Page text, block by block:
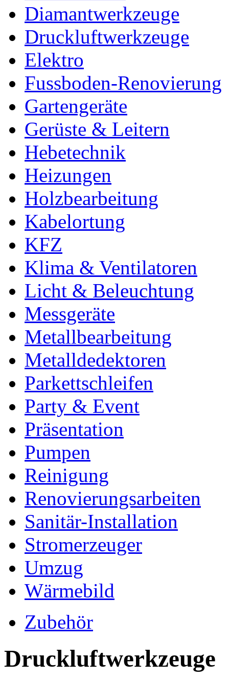
Diamantwerkzeuge
Druckluftwerkzeuge
Elektro
Fussboden-Renovierung
Gartengeräte
Gerüste & Leitern
Hebetechnik
Heizungen
Holzbearbeitung
Kabelortung
KFZ
Klima & Ventilatoren
Licht & Beleuchtung
Messgeräte
Metallbearbeitung
Metalldedektoren
Parkettschleifen
Party & Event
Präsentation
Pumpen
Reinigung
Renovierungsarbeiten
Sanitär-Installation
Stromerzeuger
Umzug
Wärmebild
Zubehör
Druckluftwerkzeuge